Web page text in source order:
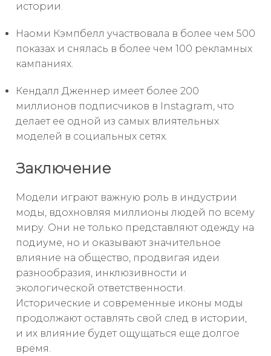
истории.
Наоми Кэмпбелл участвовала в более чем 500
показах и снялась в более чем 100 рекламных
кампаниях.
Кендалл Дженнер имеет более 200
миллионов подписчиков в Instagram, что
делает ее одной из самых влиятельных
моделей в социальных сетях.
Заключение
Модели играют важную роль в индустрии
моды, вдохновляя миллионы людей по всему
миру. Они не только представляют одежду на
подиуме, но и оказывают значительное
влияние на общество, продвигая идеи
разнообразия, инклюзивности и
экологической ответственности.
Исторические и современные иконы моды
продолжают оставлять свой след в истории,
и их влияние будет ощущаться еще долгое
время.